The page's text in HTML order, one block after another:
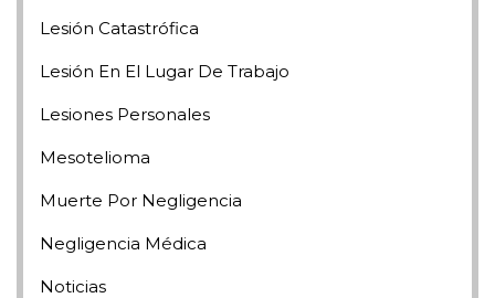
Lesión Catastrófica
Lesión En El Lugar De Trabajo
Lesiones Personales
Mesotelioma
Muerte Por Negligencia
Negligencia Médica
Noticias